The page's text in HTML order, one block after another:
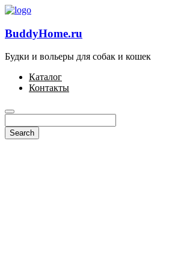
BuddyHome.ru
Будки и вольеры для собак и кошек
Каталог
Контакты